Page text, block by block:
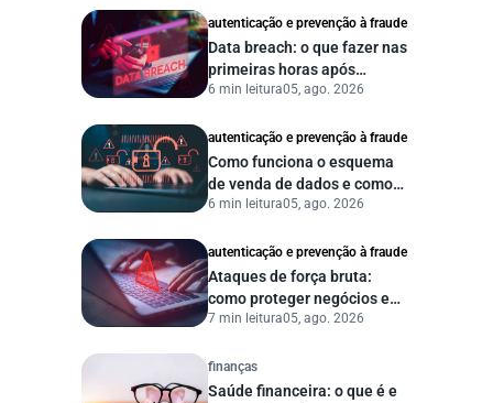
autenticação e prevenção à fraude
Data breach: o que fazer nas
primeiras horas após
vazamento de dados?
6 min leitura05, ago. 2026
autenticação e prevenção à fraude
Como funciona o esquema
de venda de dados e como
proteger sua empresa?
6 min leitura05, ago. 2026
autenticação e prevenção à fraude
Ataques de força bruta:
como proteger negócios e
dados digitais
7 min leitura05, ago. 2026
finanças
Saúde financeira: o que é e